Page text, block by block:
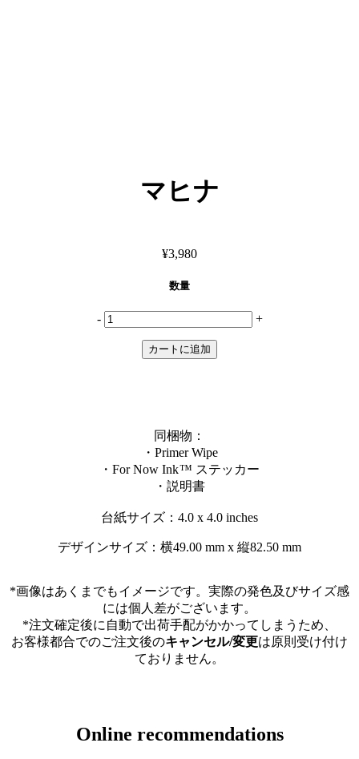
マヒナ
¥3,980
数量
- +
同梱物：
・Primer Wipe
・For Now Ink ™ ステッカー
・説明書
台紙サイズ：4.0 x 4.0 inches
デザインサイズ：横49.00 mm x 縦82.50 mm
*画像はあくまでもイメージです。実際の発色及びサイズ感
には個人差がございます。
*注文確定後に自動で出荷手配がかかってしまうため、
お客様都合でのご注文後のキャンセル/変更は原則受け付け
ておりません。
Online recommendations